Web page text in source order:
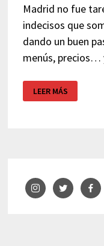
Madrid no fue
indecisos que
dando un buen
menús,
RESTAURANTE
GRAN
VÍA
LEER MÁS